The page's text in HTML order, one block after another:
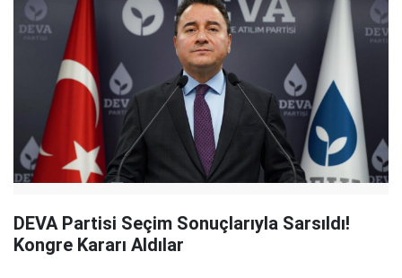
DEVA Partisi Seçim Sonuçlarıyla Sarsıldı!
Kongre Kararı Aldılar